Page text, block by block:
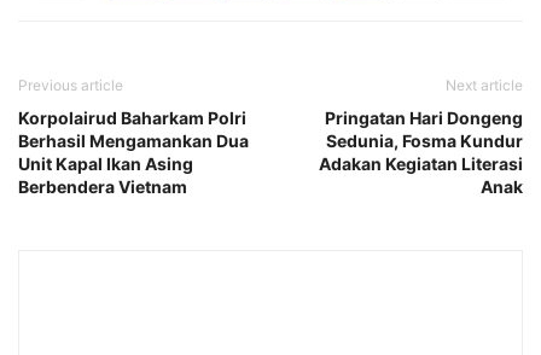
Previous article
Korpolairud Baharkam Polri
Berhasil Mengamankan Dua
Unit Kapal Ikan Asing
Berbendera Vietnam
Next article
Pringatan Hari Dongeng
Sedunia, Fosma Kundur
Adakan Kegiatan Literasi
Anak